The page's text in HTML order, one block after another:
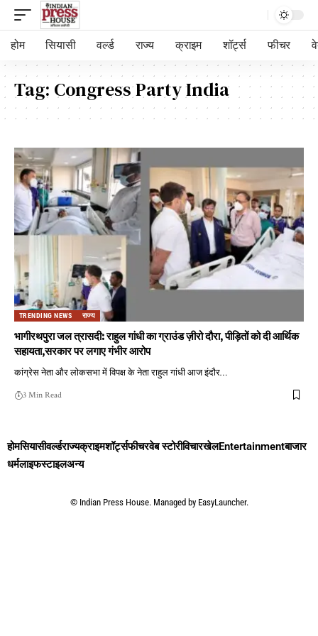
होम सियासी वर्ल्ड राज्य क्राइम शॉर्ट्स फीचर
Tag: Congress Party India
TRENDING NEWS राज्य
भागीरथपुरा जल त्रासदी: राहुल गांधी का ग्राउंड ज़ीरो दौरा, पीड़ितों को दी आर्थिक
सहायता,सरकार पर लगाए गंभीर आरोप
कांग्रेस नेता और लोकसभा में विपक्ष के नेता राहुल गांधी आज इंदौर…
3 Min Read
होमसियासीवर्ल्डराज्यक्राइमशॉर्ट्सफीचरवेब स्टोरीविचारखेलEntertainmentबाजार
धर्मलाइफस्टाइलअन्य
© Indian Press House. Managed by EasyLauncher.